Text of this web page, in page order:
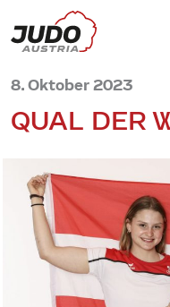
8. Oktober 2023
QUAL DER